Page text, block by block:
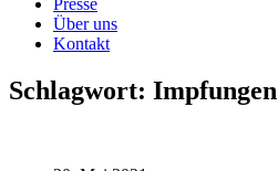
Presse
Über uns
Kontakt
Schlagwort: Impfungen